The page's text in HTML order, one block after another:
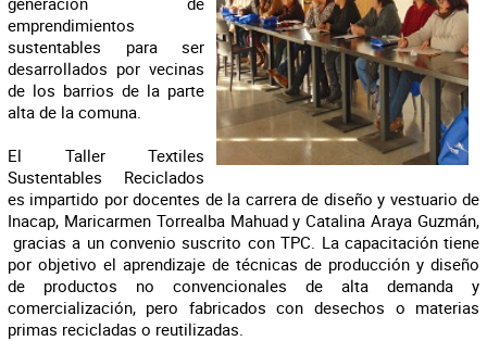
emprendimientos
sustentables para ser
desarrollados por vecinas
de los barrios de la parte
alta de la comuna.
El Taller Textiles
Sustentables Reciclados
es impartido por docentes de la carrera de diseño y vestuario de
Inacap, Maricarmen Torrealba Mahuad y Catalina Araya Guzmán,
gracias a un convenio suscrito con TPC. La capacitación tiene
por objetivo el aprendizaje de técnicas de producción y diseño
de productos no convencionales de alta demanda y
comercialización, pero fabricados con desechos o materias
primas recicladas o reutilizadas.